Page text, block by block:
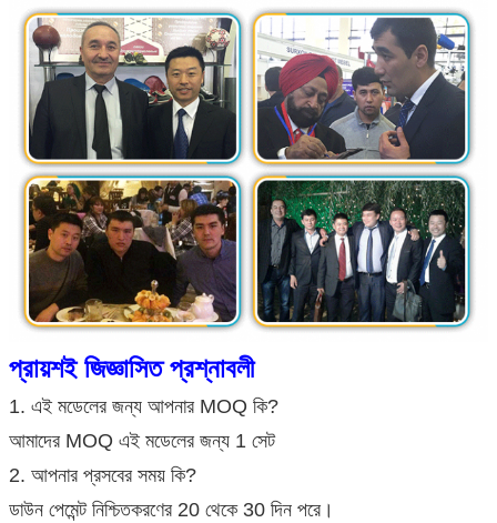
প্রায়শই জিজ্ঞাসিত প্রশ্নাবলী
1. এই মডেলের জন্য আপনার MOQ কি?
আমাদের MOQ এই মডেলের জন্য 1 সেট
2. আপনার প্রসবের সময় কি?
ডাউন পেমেন্ট নিশ্চিতকরণের 20 থেকে 30 দিন পরে।